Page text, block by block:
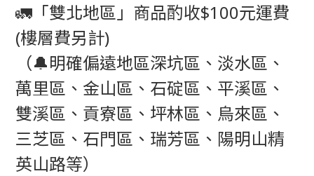
🚛「雙北地區」商品酌收$100元運費
(樓層費另計)
（🔔明確偏遠地區深坑區、淡水區、
萬里區、金山區、石碇區、平溪區、
雙溪區、貢寮區、坪林區、烏來區、
三芝區、石門區、瑞芳區、陽明山精
英山路等）